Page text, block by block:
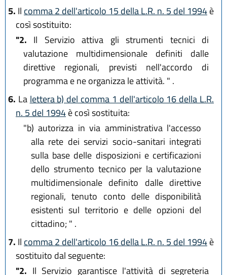
5. Il comma 2 dell'articolo 15 della L.R. n. 5 del 1994è
così sostituito:
"2. Il Servizio attiva gli strumenti tecnici di
valutazione multidimensionale definiti dalle
direttive regionali, previsti nell'accordo di
programma e ne organizza le attività. " .
6. La lettera b) del comma 1 dell'articolo 16 della L.R.
n. 5 del 1994è così sostituita:
"b) autorizza in via amministrativa l'accesso
alla rete dei servizi socio-sanitari integrati
sulla base delle disposizioni e certificazioni
dello strumento tecnico per la valutazione
multidimensionale definito dalle direttive
regionali, tenuto conto delle disponibilità
esistenti sul territorio e delle opzioni del
cittadino; " .
7. Il comma 2 dell'articolo 16 della L.R. n. 5 del 1994è
sostituito dal seguente:
"2. Il Servizio garantisce l'attività di segreteria